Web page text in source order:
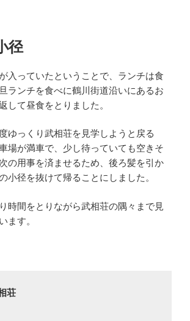
径
入っていたということで、ランチは食
ランチを食べに鶴川街道沿いにあるお
して昼食をとりました。
ゆっくり武相荘を見学しようと戻る
場が満車で、少し待っていても空きそ
の用事を済ませるため、後ろ髪を引か
小径を抜けて帰ることにしました。
時間をとりながら武相荘の隅々まで見
ます。
荘